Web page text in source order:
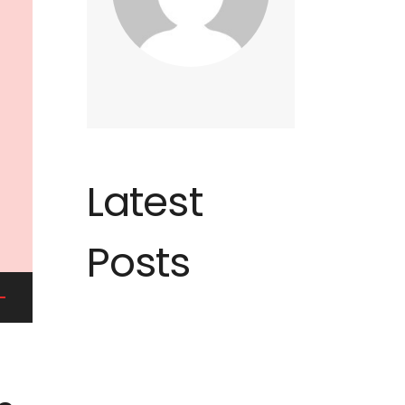
Latest
Posts